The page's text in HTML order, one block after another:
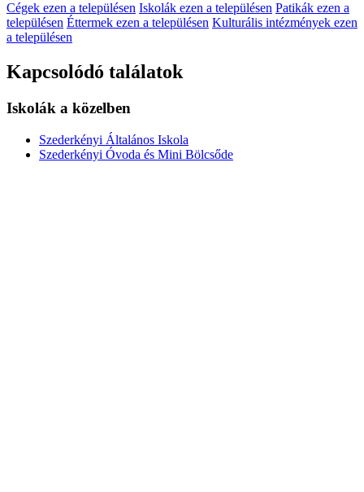
Cégek ezen a településen Iskolák ezen a településen Patikák ezen a
településen Éttermek ezen a településen Kulturális intézmények ezen
a településen
Kapcsolódó találatok
Iskolák a közelben
Szederkényi Általános Iskola
Szederkényi Óvoda és Mini Bölcsőde